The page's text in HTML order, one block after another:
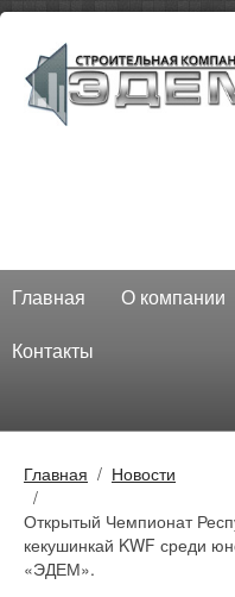
Главная О компании
Контакты
Главная
Новости
Открытый Чемпионат
кекушинкай KWF среди
«ЭДЕМ».